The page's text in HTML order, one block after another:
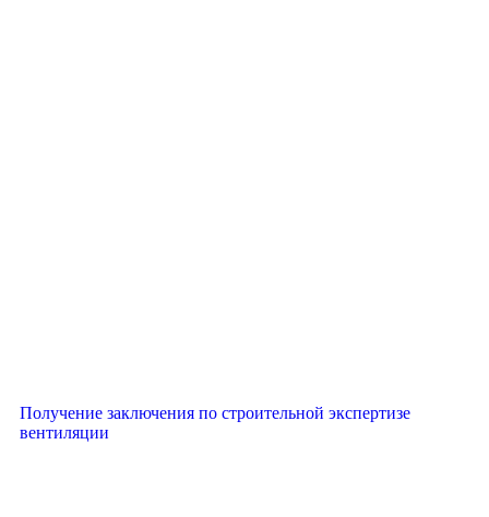
Получение заключения по строительной экспертизе
вентиляции